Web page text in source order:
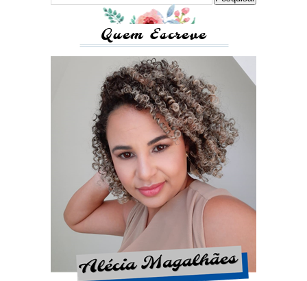
Quem Escreve